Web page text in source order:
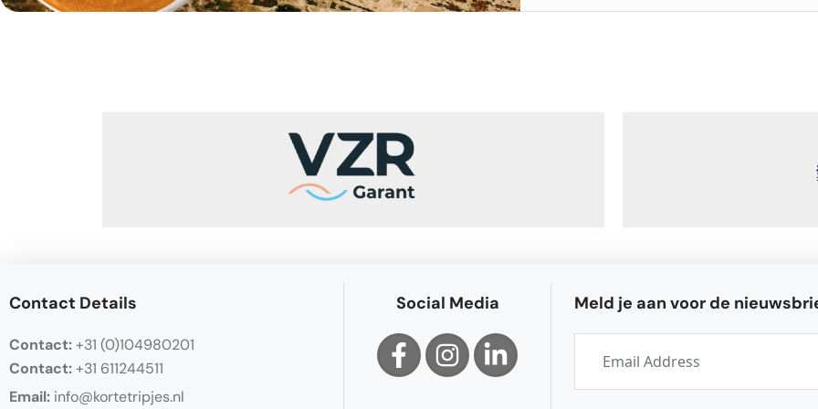
Contact Details
Contact:+31 (0)104980201
Contact:+31 611244511
Email: info@kortetripjes.nl
Social Media Meld je aan voor de